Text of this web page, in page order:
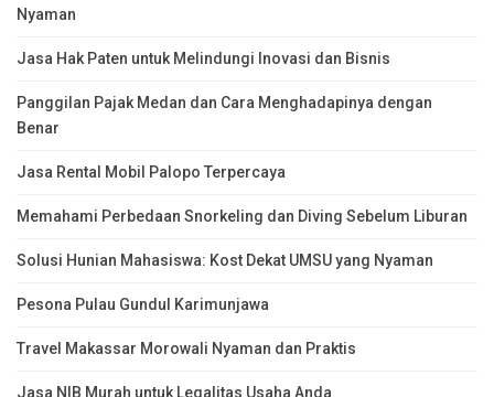
Nyaman
Jasa Hak Paten untuk Melindungi Inovasi dan Bisnis
Panggilan Pajak Medan dan Cara Menghadapinya dengan
Benar
Jasa Rental Mobil Palopo Terpercaya
Memahami Perbedaan Snorkeling dan Diving Sebelum Liburan
Solusi Hunian Mahasiswa: Kost Dekat UMSU yang Nyaman
Pesona Pulau Gundul Karimunjawa
Travel Makassar Morowali Nyaman dan Praktis
Jasa NIB Murah untuk Legalitas Usaha Anda